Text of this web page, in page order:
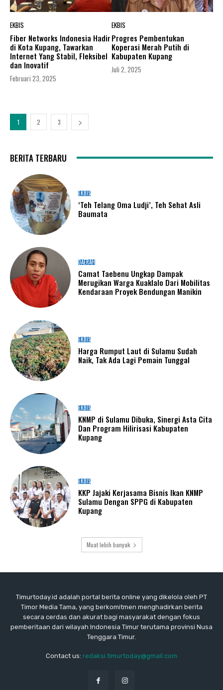
EKBIS
Fiber Networks Indonesia Hadir
di Kota Kupang, Tawarkan
Internet Yang Stabil, Fleksibel
dan Inovatif
Februari 23, 2025
EKBIS
Progres Pembentukan
Koperasi Merah Putih di
Kabupaten Kupang
Juli 2, 2025
1 2 3
BERITA TERBARU
EKBIS
‘Teh Telang Oma Ludji’, Teh Sehat Asli
Baumata
DAERAH
Camat Taebenu Ungkap Dampak
Merugikan Warga Kuaklalo Dari Mobilitas
Kendaraan Proyek Bendungan Manikin
EKBIS
Harga Rumput Laut di Sulamu Sudah
Naik, Tak Ada Lagi Pemain Tunggal
EKBIS
KNMP di Sulamu Dibuka, Sinergi Asta Cita
Dan Program Hilirisasi Kabupaten
Kupang
EKBIS
KKP Jajaki Kerjasama Bisnis Ikan KNMP
Sulamu Dengan SPPG di Kabupaten
Kupang
Muat lebih banyak
Timurtoday.id adalah portal berita online yang dikelola oleh PT
Timor Media Tama, yang berkomitmen menghadirkan berita
secara cerdas dan akurat bagi masyarakat dengan fokus
pemberitaan dari wilayah Indonesia Timur terutama provinsi Nusa
Tenggara Timur.
Contact us: redaksi.timurtoday@gmail.com